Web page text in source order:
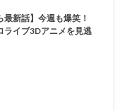
最新話】今週も爆笑！
ライブ3Dアニメを見逃